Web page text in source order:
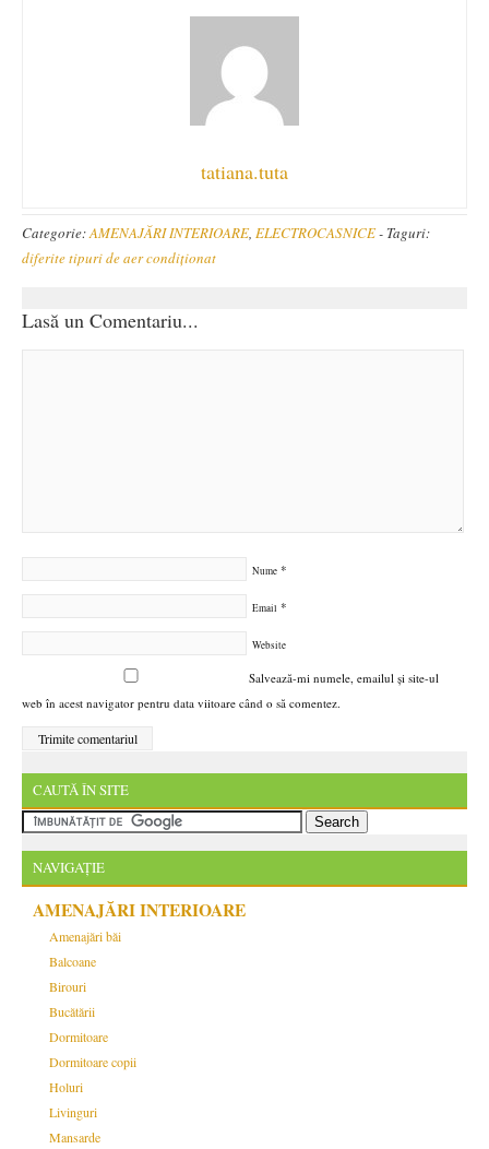
tatiana.tuta
Categorie:AMENAJĂRI INTERIOARE, ELECTROCASNICE- Taguri:
diferite tipuri de aer condiționat
Lasă un Comentariu...
Nume *
Email *
Website
Salvează-mi numele, emailul și site-ul
web în acest navigator pentru data viitoare când o să comentez.
CAUTĂ ÎN SITE
NAVIGAȚIE
AMENAJĂRI INTERIOARE
Amenajări băi
Balcoane
Birouri
Bucătării
Dormitoare
Dormitoare copii
Holuri
Livinguri
Mansarde